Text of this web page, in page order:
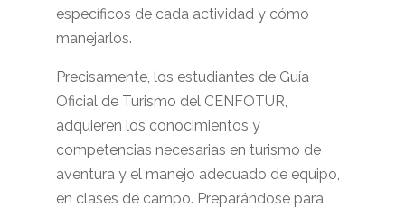
específicos de cada actividad y cómo
manejarlos.
Precisamente, los estudiantes de Guía
Oficial de Turismo del CENFOTUR,
adquieren los conocimientos y
competencias necesarias en turismo de
aventura y el manejo adecuado de equipo,
en clases de campo. Preparándose para